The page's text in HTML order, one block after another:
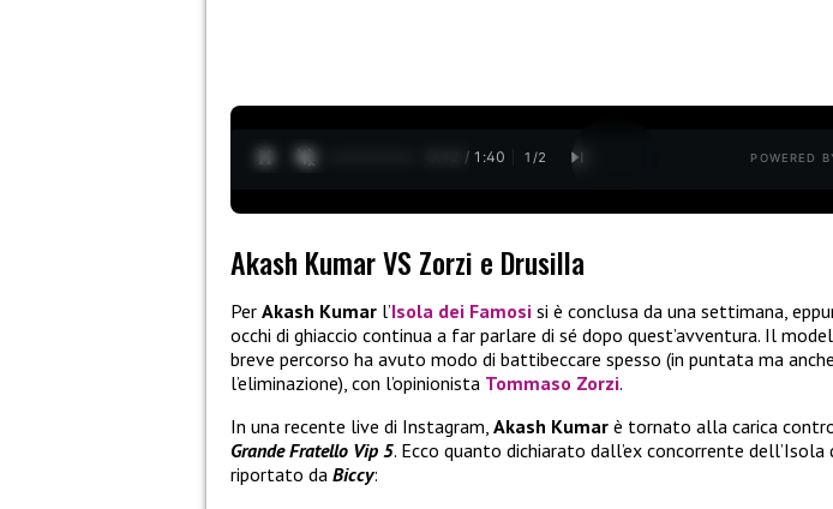
0:13 / 1:40 1 /2 POWERED
Akash Kumar VS Zorzi e Drusilla
Per Akash Kumar l’Isola dei Famosi si è conclusa da una settimana,
occhi di ghiaccio continua a far parlare di sé dopo quest’avventura. Il
breve percorso ha avuto modo di battibeccare spesso (in puntata ma
l’eliminazione), con l’opinionista Tommaso Zorzi.
In una recente live di Instagram, Akash Kumar è tornato alla carica
Grande Fratello Vip 5. Ecco quanto dichiarato dall’ex concorrente dell’Isola
riportato da Biccy: